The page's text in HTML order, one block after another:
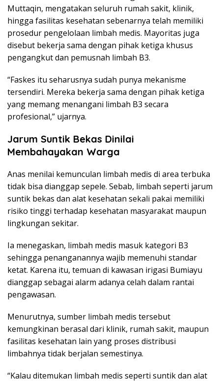
Muttaqin, mengatakan seluruh rumah sakit, klinik,
hingga fasilitas kesehatan sebenarnya telah memiliki
prosedur pengelolaan limbah medis. Mayoritas juga
disebut bekerja sama dengan pihak ketiga khusus
pengangkut dan pemusnah limbah B3.
“Faskes itu seharusnya sudah punya mekanisme
tersendiri. Mereka bekerja sama dengan pihak ketiga
yang memang menangani limbah B3 secara
profesional,” ujarnya.
Jarum Suntik Bekas Dinilai
Membahayakan Warga
Anas menilai kemunculan limbah medis di area terbuka
tidak bisa dianggap sepele. Sebab, limbah seperti jarum
suntik bekas dan alat kesehatan sekali pakai memiliki
risiko tinggi terhadap kesehatan masyarakat maupun
lingkungan sekitar.
Ia menegaskan, limbah medis masuk kategori B3
sehingga penanganannya wajib memenuhi standar
ketat. Karena itu, temuan di kawasan irigasi Bumiayu
dianggap sebagai alarm adanya celah dalam rantai
pengawasan.
Menurutnya, sumber limbah medis tersebut
kemungkinan berasal dari klinik, rumah sakit, maupun
fasilitas kesehatan lain yang proses distribusi
limbahnya tidak berjalan semestinya.
“Kalau ditemukan limbah medis seperti suntik dan alat